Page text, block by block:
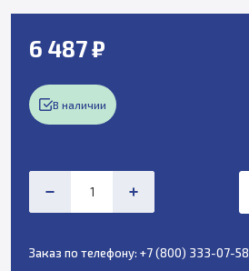
6 487 ₽
В наличии
Заказ по телефону: +7 (800) 333-07-58